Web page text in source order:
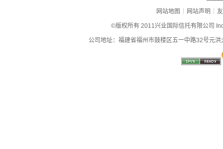
网站地图 | 网站声明 |
©版权所有 2011兴业国际信托有限公司
公司地址：福建省福州市鼓楼区五一中路32号元